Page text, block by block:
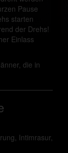
Pause
starten
der Drehs!
Einlass
die in
Intimrasur,